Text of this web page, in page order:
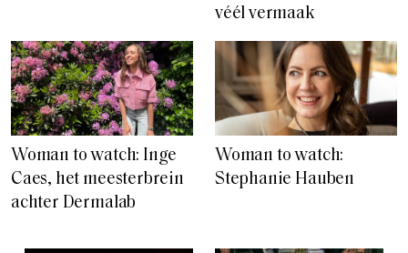
véél vermaak
Woman to watch: Inge
Caes, het meesterbrein
achter Dermalab
Woman to watch:
Stephanie Hauben